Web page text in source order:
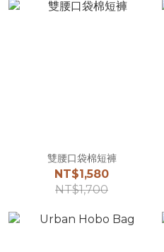
雙腰口袋棉短褲
NT$1,580
NT$1,700